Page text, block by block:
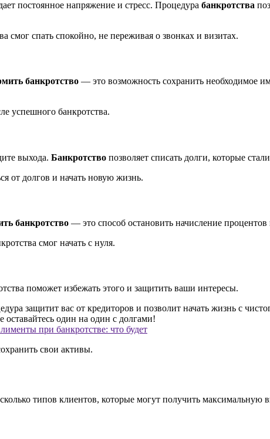
постоянное напряжение и стресс. Процедура банкротства
смог спать спокойно, не переживая о звонках и визитах.
банкротство — это возможность сохранить необходимое
успешного банкротства.
выхода. Банкротство позволяет списать долги, которые
от долгов и начать новую жизнь.
банкротство — это способ остановить начисление процентов
смог начать с нуля.
поможет избежать этого и защитить ваши интересы.
при банкротстве: что будет
свои активы.
типов клиентов, которые могут получить максимальную